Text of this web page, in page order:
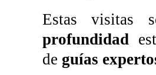
Estas
profundidad
de guías